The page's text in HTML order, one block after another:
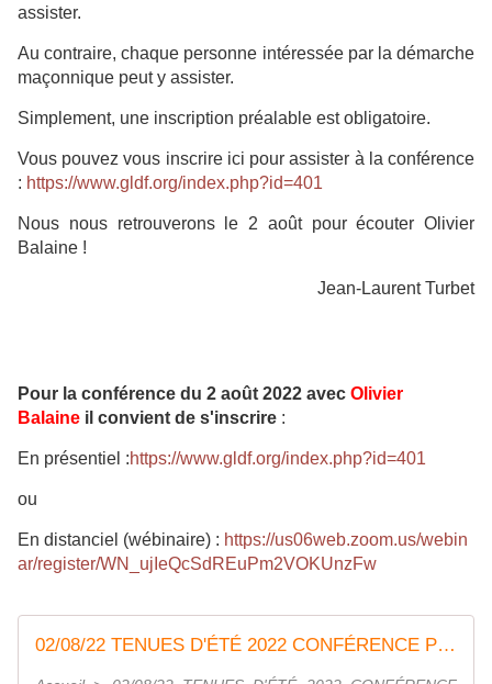
assister.
Au contraire, chaque personne intéressée par la démarche
maçonnique peut y assister.
Simplement, une inscription préalable est obligatoire.
Vous pouvez vous inscrire ici pour assister à la conférence
: https://www.gldf.org/index.php?id=401
Nous nous retrouverons le 2 août pour écouter Olivier
Balaine !
Jean-Laurent Turbet
Pour la conférence du 2 août 2022 avec Olivier
Balaine il convient de s'inscrire :
En présentiel :https://www.gldf.org/index.php?id=401
ou
En distanciel (wébinaire) : https://us06web.zoom.us/webin
ar/register/WN_ujIeQcSdREuPm2VOKUnzFw
02/08/22 TENUES D'ÉTÉ 2022 CONFÉRENCE PUBLIQUE AVEC OLIVIER BALAINE À PARIS (75)